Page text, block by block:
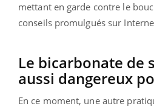
mettant en garde contre le
conseils promulgués sur
Le bicarbonate de
aussi dangereux
En ce moment, une autre